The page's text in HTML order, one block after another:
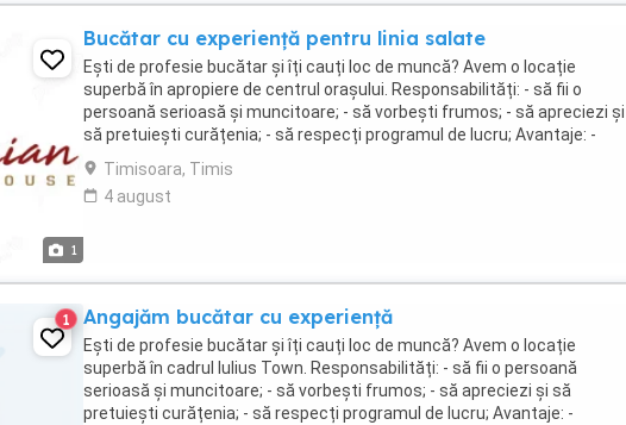
1
Bucătar cu experiență pentru linia salate
Ești de profesie bucătar și îți cauți loc de muncă? Avem o locație
superbă în apropiere de centrul orașului. Responsabilități: - să fii o
persoană serioasă și muncitoare; - să vorbești frumos; - să apreciezi și
să pretuiești curățenia; - să respecți programul de lucru; Avantaje: -
salariul este fix; - ...
Timisoara, Timis
4 august
1 Angajăm bucătar cu experiență
Ești de profesie bucătar și îți cauți loc de muncă? Avem o locație
superbă în cadrul Iulius Town. Responsabilități: - să fii o persoană
serioasă și muncitoare; - să vorbești frumos; - să apreciezi și să
pretuiești curățenia; - să respecți programul de lucru; Avantaje: -